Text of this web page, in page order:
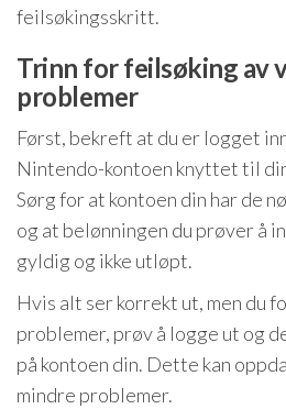
feilsøkingsskritt.
Trinn for feilsøking av
problemer
Først, bekreft at du er logget
Nintendo-kontoen knyttet til
Sørg for at kontoen din har de
og at belønningen du prøver å
gyldig og ikke utløpt.
Hvis alt ser korrekt ut, men du
problemer, prøv å logge ut og
på kontoen din. Dette kan
mindre problemer.